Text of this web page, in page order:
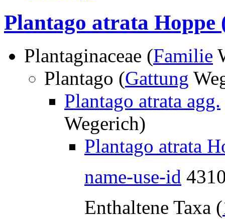
Plantago atrata Hoppe
Plantaginaceae (Familie
Plantago (Gattung
Plantago atrata agg.
Wegerich)
Plantago atrata
name-use-id
Enthaltene Taxa (